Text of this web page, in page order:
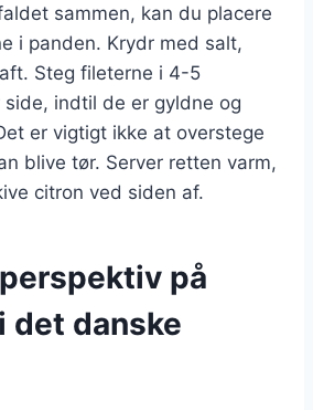
sammen, kan du placere
i panden. Krydr med salt,
Steg fileterne i 4-5
indtil de er gyldne og
er vigtigt ikke at overstege
blive tør. Server retten varm,
citron ved siden af.
på
det danske